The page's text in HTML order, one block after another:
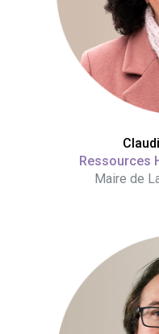
Ressources
Maire de